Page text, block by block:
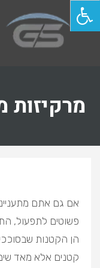
תפריט
אם גם אתם
פשוטים לתפעול,
הן הקטנות
קטנים אלא מאד